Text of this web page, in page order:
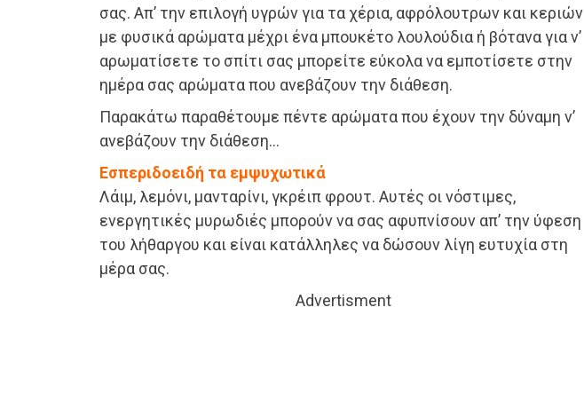
σας. Απ’ την επιλογή υγρών για τα χέρια, αφρόλουτρων και κεριών
με φυσικά αρώματα μέχρι ένα μπουκέτο λουλούδια ή βότανα για ν’
αρωματίσετε το σπίτι σας μπορείτε εύκολα να εμποτίσετε στην
ημέρα σας αρώματα που ανεβάζουν την διάθεση.
Παρακάτω παραθέτουμε πέντε αρώματα που έχουν την δύναμη ν’
ανεβάζουν την διάθεση…
Εσπεριδοειδή τα εμψυχωτικά
Λάιμ, λεμόνι, μανταρίνι, γκρέιπ φρουτ. Αυτές οι νόστιμες,
ενεργητικές μυρωδιές μπορούν να σας αφυπνίσουν απ’ την ύφεση
του λήθαργου και είναι κατάλληλες να δώσουν λίγη ευτυχία στη
μέρα σας.
Advertisment